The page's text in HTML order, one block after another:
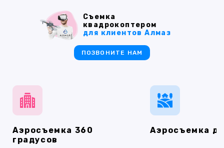
Аэросъемка 360
градусов
Аэросъемка
Съемка
квадрокоптером
для клиентов Алмаз
ПОЗВОНИТЕ НАМ